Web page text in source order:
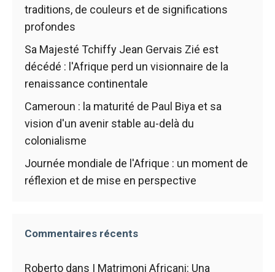
traditions, de couleurs et de significations
profondes
Sa Majesté Tchiffy Jean Gervais Zié est
décédé : l'Afrique perd un visionnaire de la
renaissance continentale
Cameroun : la maturité de Paul Biya et sa
vision d'un avenir stable au-delà du
colonialisme
Journée mondiale de l'Afrique : un moment de
réflexion et de mise en perspective
Commentaires récents
Roberto dans I Matrimoni Africani: Una
fonctionne au
mieux pendant
votre visite. Si
vous refusez
ces cookies,
certaines
fonctionnalités
du site web.
En partageant
vos intérêts et
visite de notre
les chances